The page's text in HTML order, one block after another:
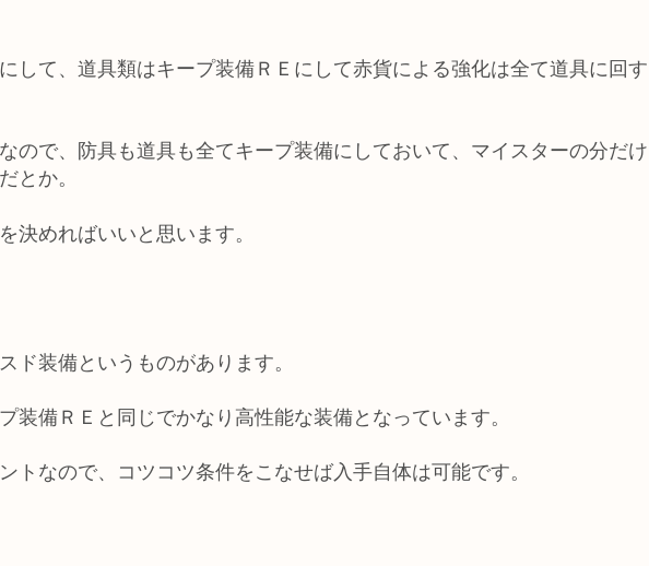
して、道具類はキープ装備ＲＥにして赤貨による強化は全て道具に回す
ので、防具も道具も全てキープ装備にしておいて、マイスターの分だけ
とか。
決めればいいと思います。
ド装備というものがあります。
装備ＲＥと同じでかなり高性能な装備となっています。
トなので、コツコツ条件をこなせば入手自体は可能です。